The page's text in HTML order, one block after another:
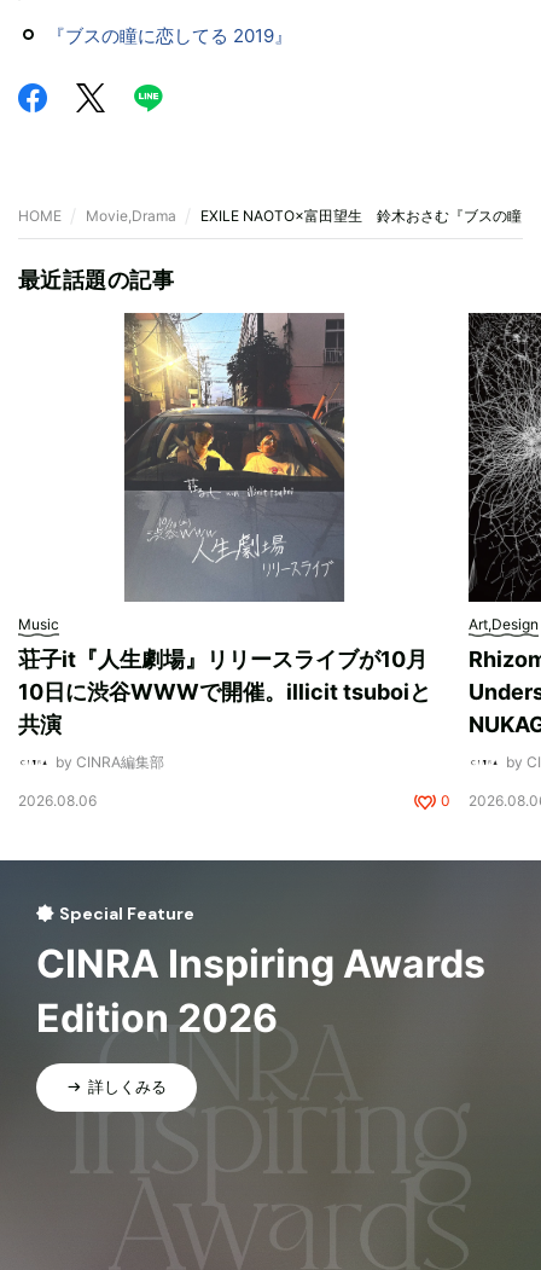
『ブスの瞳に恋してる 2019』
HOME Movie,Drama EXILE NAOTO×富田望生 鈴木おさむ『ブスの瞳に
最近話題の記事
Music
荘子it『人生劇場』リリースライブが10月
10日に渋谷WWWで開催。illicit tsuboiと
共演
by CINRA編集部
2026.08.06 0
Art,Design
by
Special Feature
CINRA Inspiring Awards
Edition 2026
詳しくみる